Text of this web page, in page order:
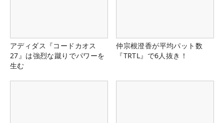
アディダス『コードカオス
27』は強烈な蹴りでパワーを
生む
仲宗根澄香が平均パット数
『TRTL』で6人抜き！